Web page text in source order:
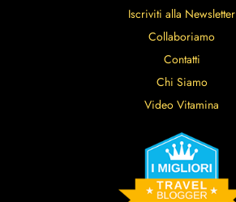
Iscriviti alla Newsletter
Collaboriamo
Contatti
Chi Siamo
Video Vitamina